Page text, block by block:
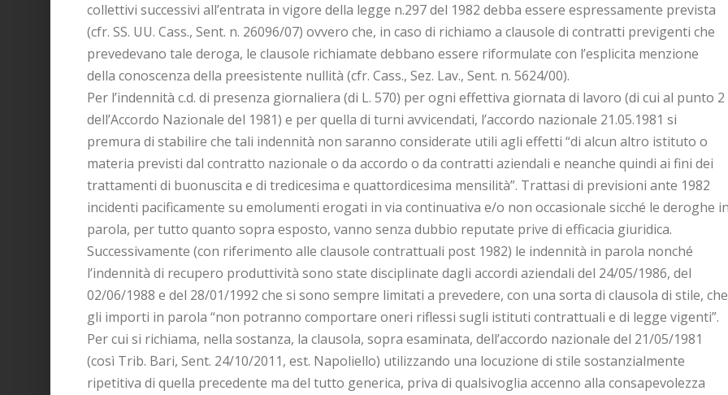
collettivi successivi all’entrata in vigore della legge n.297 del 1982 debba essere espressamente prevista
(cfr. SS. UU. Cass., Sent. n. 26096/07) ovvero che, in caso di richiamo a clausole di contratti previgenti che
prevedevano tale deroga, le clausole richiamate debbano essere riformulate con l’esplicita menzione
della conoscenza della preesistente nullità (cfr. Cass., Sez. Lav., Sent. n. 5624/00).
Per l’indennità c.d. di presenza giornaliera (di L. 570) per ogni effettiva giornata di lavoro (di cui al punto 2
dell’Accordo Nazionale del 1981) e per quella di turni avvicendati, l’accordo nazionale 21.05.1981 si
premura di stabilire che tali indennità non saranno considerate utili agli effetti “di alcun altro istituto o
materia previsti dal contratto nazionale o da accordo o da contratti aziendali e neanche quindi ai fini dei
trattamenti di buonuscita e di tredicesima e quattordicesima mensilità”. Trattasi di previsioni ante 1982
incidenti pacificamente su emolumenti erogati in via continuativa e/o non occasionale sicché le deroghe
parola, per tutto quanto sopra esposto, vanno senza dubbio reputate prive di efficacia giuridica.
Successivamente (con riferimento alle clausole contrattuali post 1982) le indennità in parola nonché
l’indennità di recupero produttività sono state disciplinate dagli accordi aziendali del 24/05/1986, del
02/06/1988 e del 28/01/1992 che si sono sempre limitati a prevedere, con una sorta di clausola di stile, che
gli importi in parola “non potranno comportare oneri riflessi sugli istituti contrattuali e di legge vigenti”.
Per cui si richiama, nella sostanza, la clausola, sopra esaminata, dell’accordo nazionale del 21/05/1981
(così Trib. Bari, Sent. 24/10/2011, est. Napoliello) utilizzando una locuzione di stile sostanzialmente
ripetitiva di quella precedente ma del tutto generica, priva di qualsivoglia accenno alla consapevolezza